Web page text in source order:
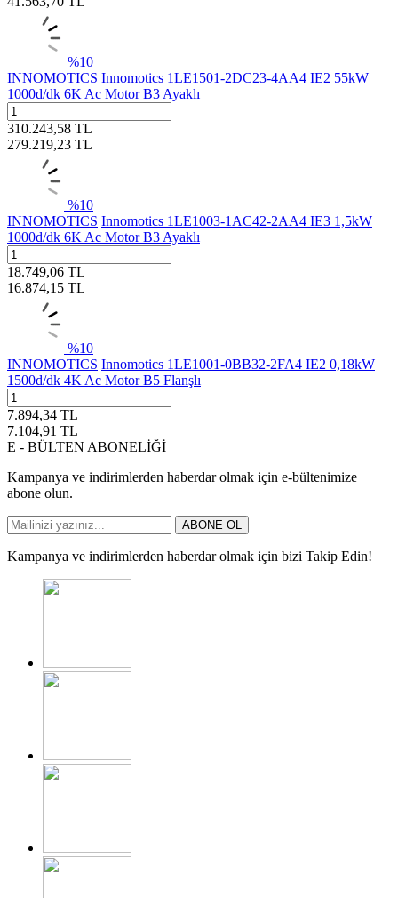
%10
INNOMOTICS Innomotics 1LE1501-2DC23-4AA4 IE2 55kW
1000d/dk 6K Ac Motor B3 Ayaklı
310.243,58 TL
279.219,23 TL
%10
INNOMOTICS Innomotics 1LE1003-1AC42-2AA4 IE3 1,5kW
1000d/dk 6K Ac Motor B3 Ayaklı
18.749,06 TL
16.874,15 TL
%10
INNOMOTICS Innomotics 1LE1001-0BB32-2FA4 IE2 0,18kW
1500d/dk 4K Ac Motor B5 Flanşlı
7.894,34 TL
7.104,91 TL
E - BÜLTEN ABONELİĞİ
Kampanya ve indirimlerden haberdar olmak için e-bültenimize
abone olun.
ABONE OL
Kampanya ve indirimlerden haberdar olmak için bizi Takip Edin!